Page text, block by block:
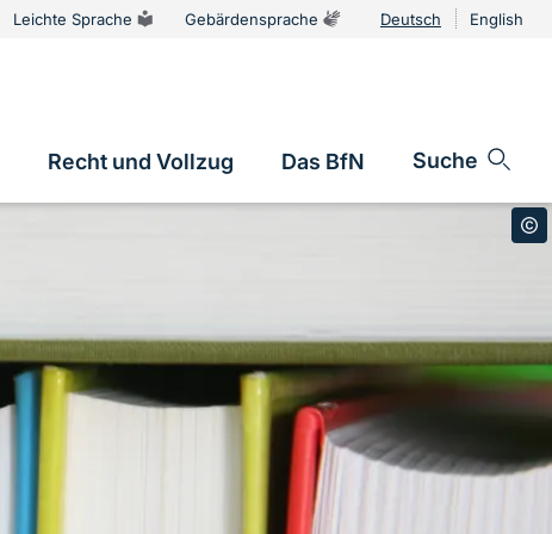
Leichte Sprache Gebärdensprache Deutsch English
Recht und Vollzug Das BfN Suche